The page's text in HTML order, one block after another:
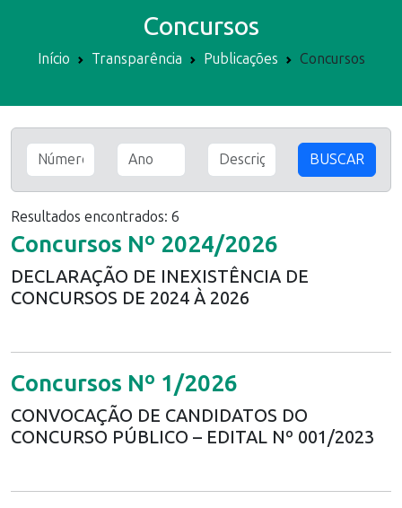
Concursos
Início Transparência Publicações Concursos
BUSCAR
Resultados encontrados: 6
Concursos Nº 2024/2026
DECLARAÇÃO DE INEXISTÊNCIA DE
CONCURSOS DE 2024 À 2026
Concursos Nº 1/2026
CONVOCAÇÃO DE CANDIDATOS DO
CONCURSO PÚBLICO – EDITAL Nº 001/2023